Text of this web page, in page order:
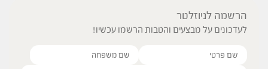
הרשמה לניוזלטר
לעדכונים על מבצעים והטבות הרשמו עכשיו!